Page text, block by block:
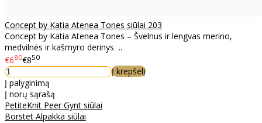
Concept by Katia Atenea Tones siūlai 203
Concept by Katia Atenea Tones – Švelnus ir lengvas merino,
medvilnės ir kašmyro derinys ..
€680€850
Į krepšelį
Į palyginimą
Į norų sąrašą
PetiteKnit Peer Gynt siūlai
Borstet Alpakka siūlai